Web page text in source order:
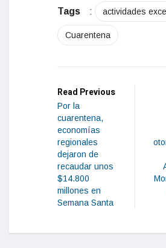
Tags : actividades
Cuarentena
Read Previous
Por la
cuarentena,
economías
regionales
dejaron de
recaudar unos
$14.800
millones en
Semana Santa